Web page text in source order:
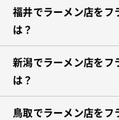
福井でラーメン店をフ
は？
新潟でラーメン店をフ
は？
鳥取でラーメン店をフ